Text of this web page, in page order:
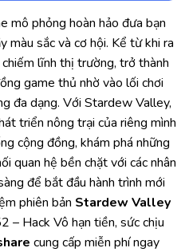
mô phỏng hoàn hảo đưa bạn
sắc và cơ hội. Kể từ khi ra
lĩnh thị trường, trở thành
game thủ nhờ vào lối chơi
đa dạng. Với Stardew Valley,
triển nông trại của riêng mình
cộng đồng, khám phá những
quan hệ bền chặt với các nhân
để bắt đầu hành trình mới
phiên bản Stardew Valley
– Hack Vô hạn tiền, sức chịu
cung cấp miễn phí ngay